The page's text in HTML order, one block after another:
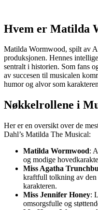
Hvem er Matilda
Matilda Wormwood, spilt av
produksjonen. Hennes
sentralt i historien. Som fans
av succesen til musicalen
humor og alvor som
Nøkkelrollene i
Her er en oversikt over de
Dahl’s Matilda The Musical:
Matilda Wormwood:
og modige
Miss Agatha
kraftfull tolkning av den
karakteren.
Miss Jennifer Honey:
omsorgsfulle og